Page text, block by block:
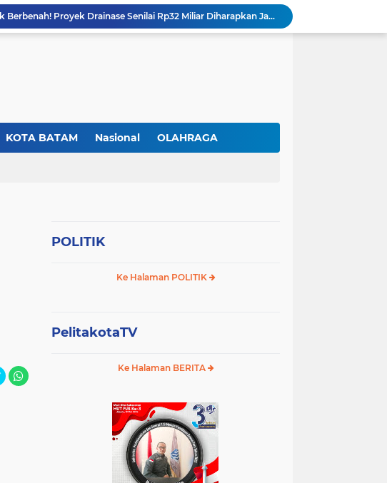
Sei Beduk Berbenah! Proyek Drainase Senilai Rp32 Miliar Diharapkan Jadi Solusi Permanen Atasi Banjir
Viral Penjual Sapu Lidi Bersama Putrinya yang Menangis, Tamparan Keras di Tengah Maraknya Korupsi
Trotoar Baru di Depan Cammo Industrial Park Diduga Dibongkar demi Akses Ruko, Pejalan Kaki Kecewa
KOTA BATAM Nasional OLAHRAGA
POLITIK
Ke Halaman POLITIK
PelitakotaTV
Ke Halaman BERITA